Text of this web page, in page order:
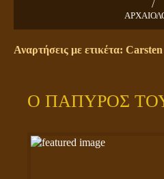
/
Αναρτήσεις με ετικέτα:
Ο ΠΑΠΥΡΟΣ